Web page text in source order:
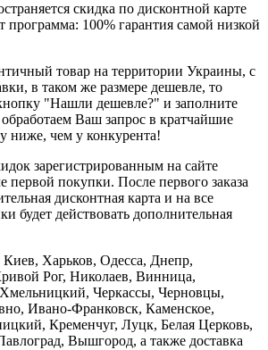
скидка по дисконтной карте
программа: 100% гарантия самой низкой
товар на территории Украины, с
в таком же размере дешевле, то
"Нашли дешевле?" и заполните
Ваш запрос в кратчайшие
ниже, чем у конкурента!
зарегистрированным на сайте
первой покупки. После первого заказа
дисконтная карта и на все
будет действовать дополнительная
Киев, Харьков, Одесса, Днепр,
Рог, Николаев, Винница,
Черкассы, Черновцы,
Ивано-Франковск, Каменское,
Кременчуг, Луцк, Белая Церковь,
Вышгород, а также доставка